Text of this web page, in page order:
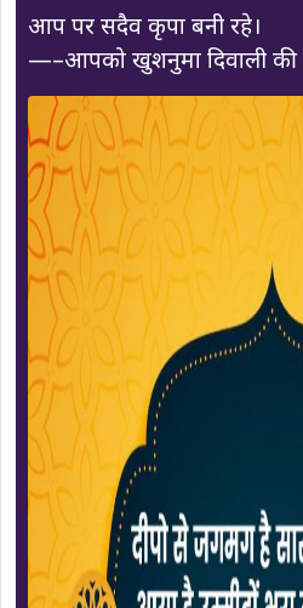
आप पर सदैव कृपा बनी रहे।
—–आपको खुशनुमा दिवाली की